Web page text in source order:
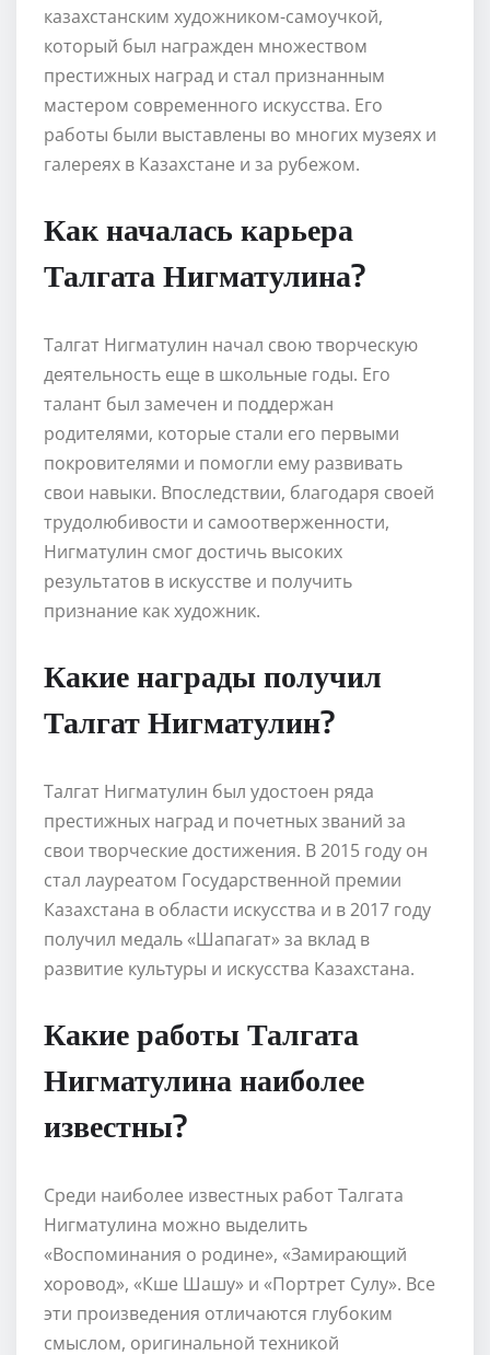
казахстанским художником-самоучкой,
который был награжден множеством
престижных наград и стал признанным
мастером современного искусства. Его
работы были выставлены во многих музеях и
галереях в Казахстане и за рубежом.
Как началась карьера
Талгата Нигматулина?
Талгат Нигматулин начал свою творческую
деятельность еще в школьные годы. Его
талант был замечен и поддержан
родителями, которые стали его первыми
покровителями и помогли ему развивать
свои навыки. Впоследствии, благодаря своей
трудолюбивости и самоотверженности,
Нигматулин смог достичь высоких
результатов в искусстве и получить
признание как художник.
Какие награды получил
Талгат Нигматулин?
Талгат Нигматулин был удостоен ряда
престижных наград и почетных званий за
свои творческие достижения. В 2015 году он
стал лауреатом Государственной премии
Казахстана в области искусства и в 2017 году
получил медаль «Шапагат» за вклад в
развитие культуры и искусства Казахстана.
Какие работы Талгата
Нигматулина наиболее
известны?
Среди наиболее известных работ Талгата
Нигматулина можно выделить
«Воспоминания о родине», «Замирающий
хоровод», «Кше Шашу» и «Портрет Сулу». Все
эти произведения отличаются глубоким
смыслом, оригинальной техникой